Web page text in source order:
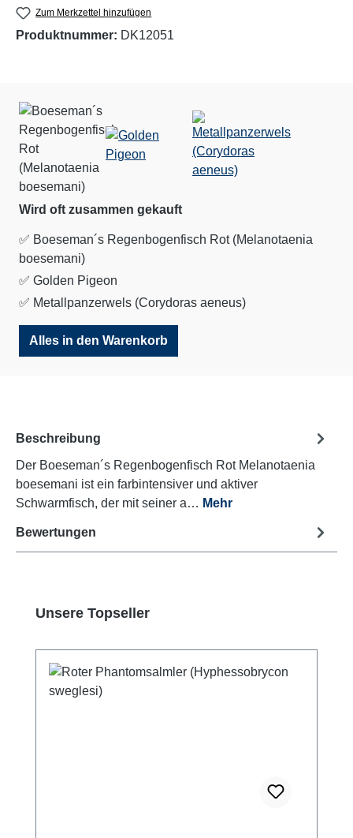
Zum Merkzettel hinzufügen
Produktnummer: DK12051
Wird oft zusammen gekauft
✅ Boeseman´s Regenbogenfisch Rot (Melanotaenia
boesemani)
✅ Golden Pigeon
✅ Metallpanzerwels (Corydoras aeneus)
Alles in den Warenkorb
Beschreibung
Der Boeseman´s Regenbogenfisch Rot Melanotaenia
boesemani ist ein farbintensiver und aktiver
Schwarmfisch, der mit seiner a… Mehr
Bewertungen
Produktgalerie überspringen
Unsere Topseller